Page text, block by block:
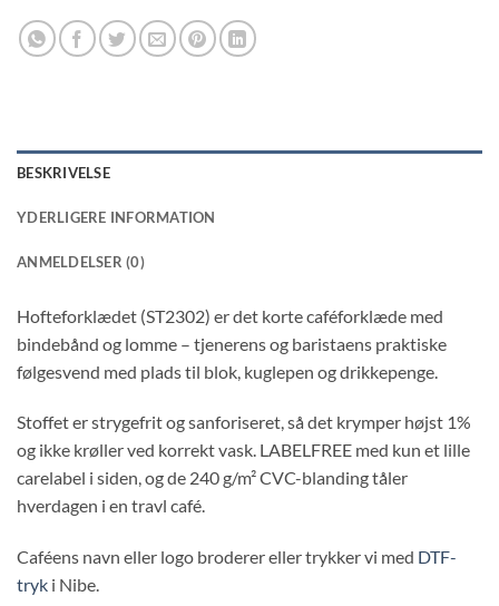
BESKRIVELSE
YDERLIGERE INFORMATION
ANMELDELSER (0)
Hofteforklædet (ST2302) er det korte caféforklæde med
bindebånd og lomme – tjenerens og baristaens praktiske
følgesvend med plads til blok, kuglepen og drikkepenge.
Stoffet er strygefrit og sanforiseret, så det krymper højst 1%
og ikke krøller ved korrekt vask. LABELFREE med kun et lille
carelabel i siden, og de 240 g/m² CVC-blanding tåler
hverdagen i en travl café.
Caféens navn eller logo broderer eller trykker vi med DTF-
tryk i Nibe.